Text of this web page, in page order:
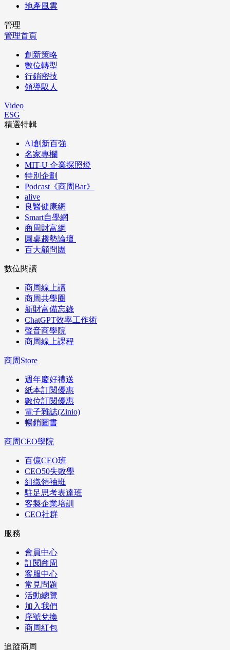
地產風雲
管理
管理首頁
創新策略
數位轉型
行銷密技
領導馭人
Video
ESG
精選特輯
AI創新百強
名家專欄
MIT-U 企業探照燈
特別企劃
Podcast《商周Bar》
alive
良醫健康網
Smart自學網
商周財富網
圓桌趨勢論壇
百大顧問團
數位閱讀
商周線上讀
商周共學圈
新財富備忘錄
ChatGPT效率工作術
聲音商學院
商周線上課程
商周Store
週年慶好禮送
紙本訂閱優惠
數位訂閱優惠
電子雜誌(Zinio)
暢銷圖書
商周CEO學院
百億CEO班
CEO50失敗學
組織領袖班
駐足思考表達班
客製企業培訓
CEO社群
服務
會員中心
訂閱商周
客服中心
常見問題
活動總覽
加入我們
序號兌換
商周紅包
追蹤商周